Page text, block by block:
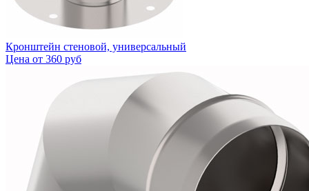
Кронштейн стеновой, универсальный
Цена от 360 руб